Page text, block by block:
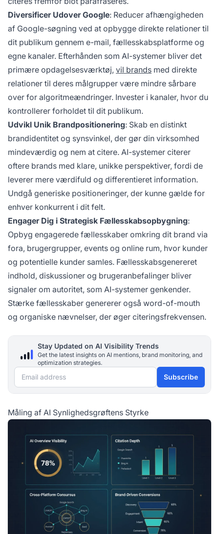
Diversificer Udover Google: Reducer afhængigheden
af Google-søgning ved at opbygge direkte relationer til
dit publikum gennem e-mail, fællesskabsplatforme og
egne kanaler. Efterhånden som AI-systemer bliver det
primære opdagelsesværktøj, vil brands med direkte
relationer til deres målgrupper være mindre sårbare
over for algoritmeændringer. Invester i kanaler, hvor du
kontrollerer forholdet til dit publikum.
Udvikl Unik Brandpositionering: Skab en distinkt
brandidentitet og synsvinkel, der gør din virksomhed
mindeværdig og nem at citere. AI-systemer citerer
oftere brands med klare, unikke perspektiver, fordi de
leverer mere værdifuld og differentieret information.
Undgå generiske positioneringer, der kunne gælde for
enhver konkurrent i dit felt.
Engager Dig i Strategisk Fællesskabsopbygning:
Opbyg engagerede fællesskaber omkring dit brand via
fora, brugergrupper, events og online rum, hvor kunder
og potentielle kunder samles. Fællesskabsgenereret
indhold, diskussioner og brugeranbefalinger bliver
signaler om autoritet, som AI-systemer genkender.
Stærke fællesskaber genererer også word-of-mouth
og organiske nævnelser, der øger citeringsfrekvensen.
Stay Updated on AI Visibility Trends
Get the latest insights on AI mentions, brand monitoring, and
optimization strategies.
Email address Subscribe
Måling af AI Synlighedsgrøftens Styrke